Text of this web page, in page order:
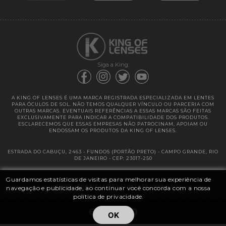
Guardamos estatísticas de visitas para melhorar sua experiência de
navegação e publicidade, ao continuar você concorda com a nossa
política de privacidade.
OK
Siga a King:
A KING OF LENSES É UMA MARCA REGISTRADA ESPECIALIZADA EM LENTES
PARA ÓCULOS DE SOL. NÃO TEMOS QUALQUER VÍNCULO OU PARCERIA COM
OUTRAS MARCAS. EVENTUAIS REFERÊNCIAS A ESSAS MARCAS SÃO FEITAS
EXCLUSIVAMENTE PARA INDICAR A COMPATIBILIDADE DOS PRODUTOS.
ESCLARECEMOS QUE ESSAS EMPRESAS NÃO PATROCINAM, APOIAM OU
ENDOSSAM OS PRODUTOS DA KING OF LENSES.
ESTRADA DO CABUÇU, 2463 - FUNDOS (PORTÃO PRETO) - CAMPO GRANDE, RIO
DE JANEIRO - CEP: 23017-250
@ 2025 | KING OF LENSES - KING OF IMPORTAÇÃO E DISTRIBUIÇÃO DE
LENTES LTDA ME | CNPJ: 13.682.533 / 0001-42